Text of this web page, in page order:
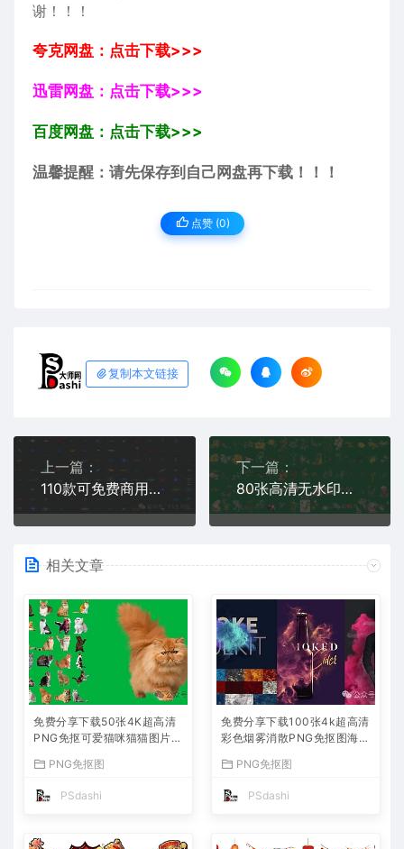
谢！！！
夸克网盘：点击下载>>>
迅雷网盘：点击下载>>>
百度网盘：点击下载>>>
温馨提醒：请先保存到自己网盘再下载！！！
点赞 (0)
复制本文链接
上一篇：
110款可免费商用线性光源光效特效PNG免抠图片素材免费分享下载发光动画打斗魔法高清设计PS大师网光束溶图灯光射灯摄影后期库包
下一篇：
80张高清无水印手绘桂花树水彩插画秋季中秋节PNG透明背景免抠图古风花卉素材元素免费分享下载PS大师平面设计网站包合集PSD海报
相关文章
免费分享下载50张4K超高清
PNG免抠可爱猫咪猫猫图片素
全宠物动物狸花山猫喵星人绿
幕绘画头像PS大师网
PNG免抠图
PSdashi
免费分享下载100张4k超高清
彩色烟雾消散PNG免抠图海报
烟气免扣背景PS大师网平面
设计素材库特效大全
PNG免抠图
PSdashi